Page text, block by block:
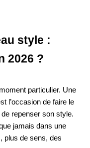
style :
2026 ?
particulier. Une
l’occasion de faire le
repenser son style.
jamais dans une
plus de sens, des